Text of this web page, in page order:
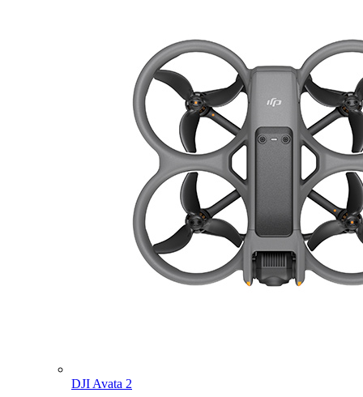
DJI Avata 2